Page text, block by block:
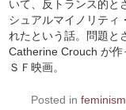
いて、反トランス的と
シュアルマイノリティ
れたという話。問題と
Catherine Crouch が
ＳＦ映画。
Posted in feminism